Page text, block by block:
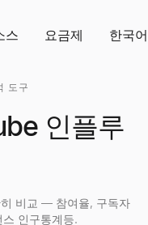
스 요금제 한국어
도구
인플루
비교 — 참여율, 구독자
인구통계등.